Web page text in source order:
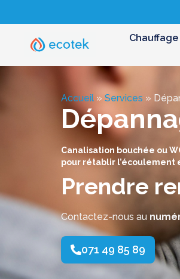
Chauffage
Accueil » Services »
Canalisation bouchée ou
pour rétablir
Prendre
Contactez-nous au
071 49 85 89